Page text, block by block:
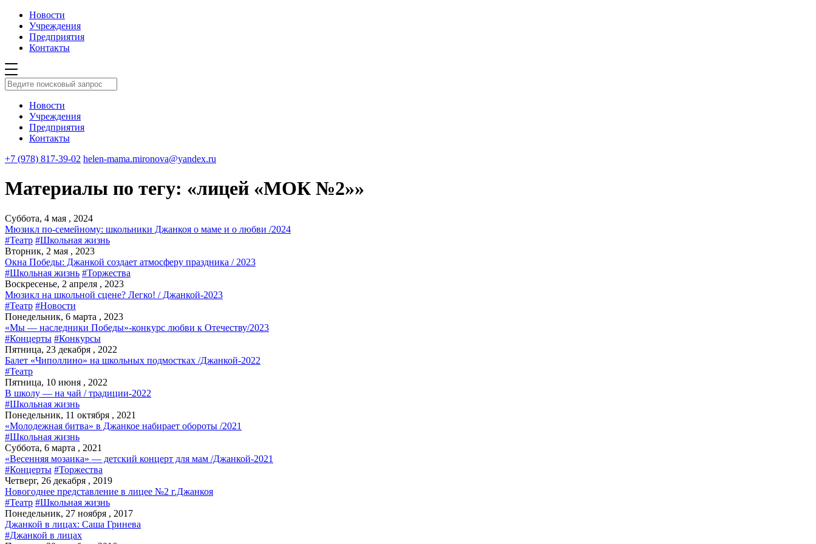
Новости
Учреждения
Предприятия
Контакты
Новости
Учреждения
Предприятия
Контакты
+7 (978) 817-39-02 helen-mama.mironova@yandex.ru
Материалы по тегу: «лицей «МОК №2»»
Суббота, 4 мая , 2024
Мюзикл по-семейному: школьники Джанкоя о маме и о любви /2024
#Театр #Школьная жизнь
Вторник, 2 мая , 2023
Окна Победы: Джанкой создает атмосферу праздника / 2023
#Школьная жизнь #Торжества
Воскресенье, 2 апреля , 2023
Мюзикл на школьной сцене? Легко! / Джанкой-2023
#Театр #Новости
Понедельник, 6 марта , 2023
«Мы — наследники Победы»-конкурс любви к Отечеству/2023
#Концерты #Конкурсы
Пятница, 23 декабря , 2022
Балет «Чиполлино» на школьных подмостках /Джанкой-2022
#Театр
Пятница, 10 июня , 2022
В школу — на чай / традиции-2022
#Школьная жизнь
Понедельник, 11 октября , 2021
«Молодежная битва» в Джанкое набирает обороты /2021
#Школьная жизнь
Суббота, 6 марта , 2021
«Весенняя мозаика» — детский концерт для мам /Джанкой-2021
#Концерты #Торжества
Четверг, 26 декабря , 2019
Новогоднее представление в лицее №2 г.Джанкоя
#Театр #Школьная жизнь
Понедельник, 27 ноября , 2017
Джанкой в лицах: Саша Гринева
#Джанкой в лицах